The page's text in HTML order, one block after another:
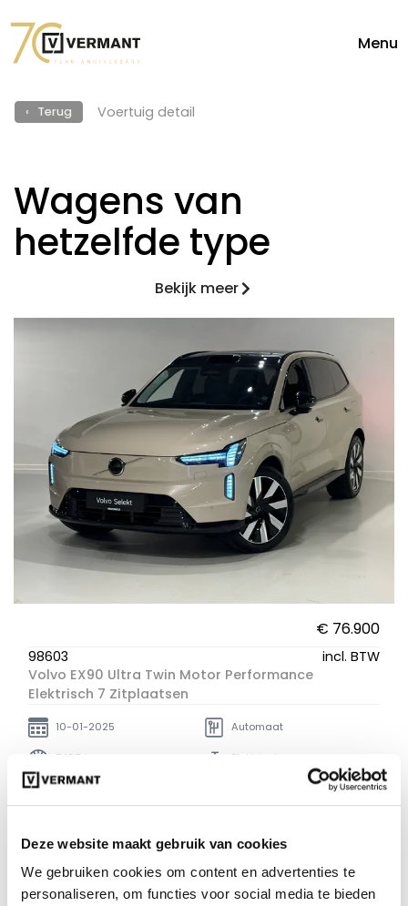
Deze website maakt gebruik van cookies
We gebruiken cookies om content en advertenties te
personaliseren, om functies voor social media te bieden
Menu
‹ Terug Voertuig detail
Wagens van
hetzelfde type
Bekijk meer
€ 76.900
98603
incl. BTW
Volvo EX90 Ultra Twin Motor Performance
Elektrisch 7 Zitplaatsen
10-01-2025 Automaat
7408 km Elektrisch
Vergelijken